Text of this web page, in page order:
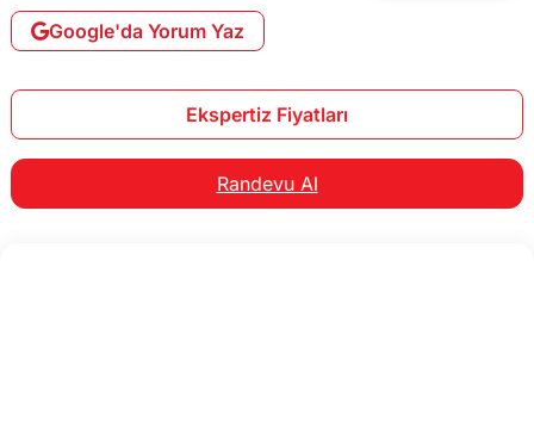
Google'da Yorum Yaz
Ekspertiz Fiyatları
Randevu Al